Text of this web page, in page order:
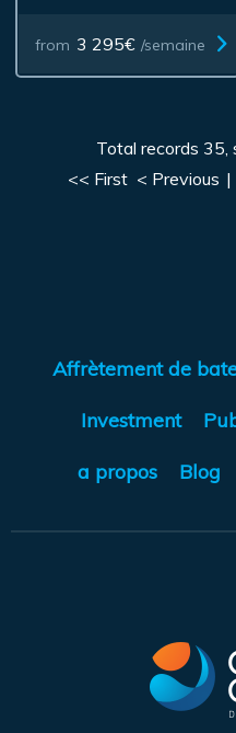
from 3 295€ /semaine
Total records
<< First < Previous |
Affrètement de
Investment
a propos Blog